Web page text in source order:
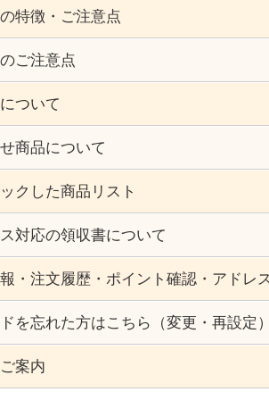
特徴・ご注意点
ご注意点
ついて
商品について
クした商品リスト
対応の領収書について
・注文履歴・ポイント確認・アドレ
を忘れた方はこちら（変更・再設定）
案内